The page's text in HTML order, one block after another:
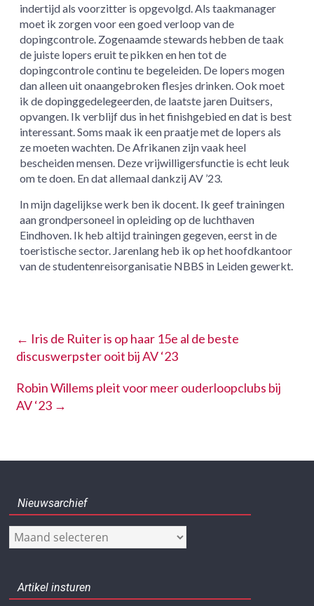
indertijd als voorzitter is opgevolgd. Als taakmanager
moet ik zorgen voor een goed verloop van de
dopingcontrole. Zogenaamde stewards hebben de taak
de juiste lopers eruit te pikken en hen tot de
dopingcontrole continu te begeleiden. De lopers mogen
dan alleen uit onaangebroken flesjes drinken. Ook moet
ik de dopinggedelegeerden, de laatste jaren Duitsers,
opvangen. Ik verblijf dus in het finishgebied en dat is best
interessant. Soms maak ik een praatje met de lopers als
ze moeten wachten. De Afrikanen zijn vaak heel
bescheiden mensen. Deze vrijwilligersfunctie is echt leuk
om te doen. En dat allemaal dankzij AV ’23.
In mijn dagelijkse werk ben ik docent. Ik geef trainingen
aan grondpersoneel in opleiding op de luchthaven
Eindhoven. Ik heb altijd trainingen gegeven, eerst in de
toeristische sector. Jarenlang heb ik op het hoofdkantoor
van de studentenreisorganisatie NBBS in Leiden gewerkt.
← Iris de Ruiter is op haar 15e al de beste
discuswerpster ooit bij AV ‘23
Robin Willems pleit voor meer ouderloopclubs bij
AV ‘23 →
Nieuwsarchief
Nieuwsarchief
Artikel insturen